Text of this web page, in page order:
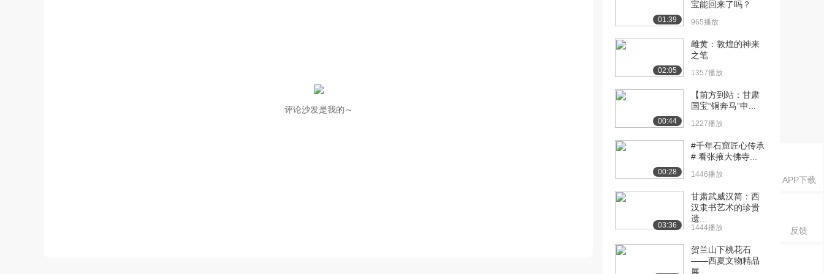
APP下载
反馈
评论沙发是我的～
01:39
宝能回来了吗？
965播放
02:05
雌黄：敦煌的神来
之笔
1357播放
00:44
【前方到站：甘肃
国宝“铜奔马”申...
1227播放
00:28
#千年石窟匠心传承
# 看张掖大佛寺...
1446播放
03:36
甘肃武威汉简：西
汉隶书艺术的珍贵
遗...
1444播放
贺兰山下桃花石
——西夏文物精品
展